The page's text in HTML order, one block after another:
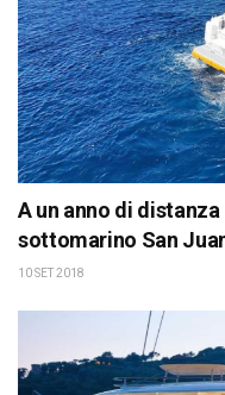
A un anno di
sottomarino San
10 SET 2018